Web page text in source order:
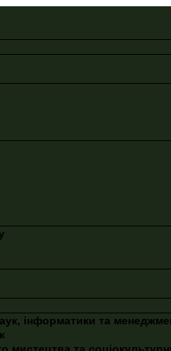
інформатики та